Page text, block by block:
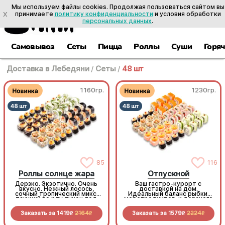
Самовывоз Сеты Пицца Роллы Суши
Доставка в Лебедяни / Сеты / 48 шт
1160гр.
85
Роллы солнце жара
Дерзко. Экзотично. Очень
вкусно. Нежный лосось,
сочный тропический микс,
тающий во рту тунец под
вкуса на максимуме!
Заказать за 1419R 2164R
1230гр.
116
Отпускной
Ваш гастро-курорт с
доставкой на дом.
Идеальный баланс рыбки,
морепродуктов и дерзкого
беконом. Расслабьтесь и
отдыхайте, мы всё
Заказать за 1579R 2224R
X
Мы используем файлы cookies. Продолжая пользоваться сайтом вы
принимаете политику конфиденциальности и условия обработки
персональных данных.